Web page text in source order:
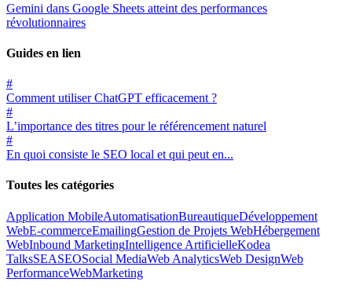
Gemini dans Google Sheets atteint des performances
révolutionnaires
Guides en lien
#
Comment utiliser ChatGPT efficacement ?
#
L’importance des titres pour le référencement naturel
#
En quoi consiste le SEO local et qui peut en...
Toutes les catégories
Application MobileAutomatisationBureautiqueDéveloppement
WebE-commerceEmailingGestion de Projets WebHébergement
WebInbound MarketingIntelligence ArtificielleKodea
TalksSEASEOSocial MediaWeb AnalyticsWeb DesignWeb
PerformanceWebMarketing